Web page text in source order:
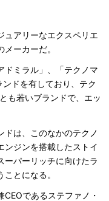
アリーなエクスペリエ
ーカーだ。
ミラル」、「テクノマ
ドを有しており、テク
も若いブランドで、エッ
は、このなかのテクノ
ンジンを搭載したストイ
ーパーリッチに向けたラ
とになる。
であるステファノ・